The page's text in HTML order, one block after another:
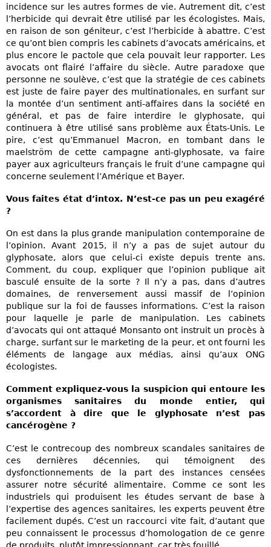
incidence sur les autres formes de vie. Autrement dit, c’est
l’herbicide qui devrait être utilisé par les écologistes. Mais,
en raison de son géniteur, c’est l’herbicide à abattre. C’est
ce qu’ont bien compris les cabinets d’avocats américains, et
plus encore le pactole que cela pouvait leur rapporter. Les
avocats ont flairé l’affaire du siècle. Autre paradoxe que
personne ne soulève, c’est que la stratégie de ces cabinets
est juste de faire payer des multinationales, en surfant sur
la montée d’un sentiment anti-affaires dans la société en
général, et pas de faire interdire le glyphosate, qui
continuera à être utilisé sans problème aux États-Unis. Le
pire, c’est qu’Emmanuel Macron, en tombant dans le
maelström de cette campagne anti-glyphosate, va faire
payer aux agriculteurs français le fruit d’une campagne qui
concerne seulement l’Amérique et Bayer.
Vous faites état d’intox. N’est-ce pas un peu exagéré
?
On est dans la plus grande manipulation contemporaine de
l’opinion. Avant 2015, il n’y a pas de sujet autour du
glyphosate, alors que celui-ci existe depuis trente ans.
Comment, du coup, expliquer que l’opinion publique ait
basculé ensuite de la sorte ? Il n’y a pas, dans d’autres
domaines, de renversement aussi massif de l’opinion
publique sur la foi de fausses informations. C’est la raison
pour laquelle je parle de manipulation. Les cabinets
d’avocats qui ont attaqué Monsanto ont instruit un procès à
charge, surfant sur le marketing de la peur, et ont fourni les
éléments de langage aux médias, ainsi qu’aux ONG
écologistes.
Comment expliquez-vous la suspicion qui entoure les
organismes sanitaires du monde entier, qui
s’accordent à dire que le glyphosate n’est pas
cancérogène ?
C’est le contrecoup des nombreux scandales sanitaires de
ces dernières décennies, qui témoignent des
dysfonctionnements de la part des instances censées
assurer notre sécurité alimentaire. Comme ce sont les
industriels qui produisent les études servant de base à
l’expertise des agences sanitaires, les experts peuvent être
facilement dupés. C’est un raccourci vite fait, d’autant que
peu connaissent le processus d’homologation de ce genre
de produits, plutôt impressionnant, car très fouillé.